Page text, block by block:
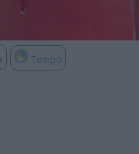
Tempo